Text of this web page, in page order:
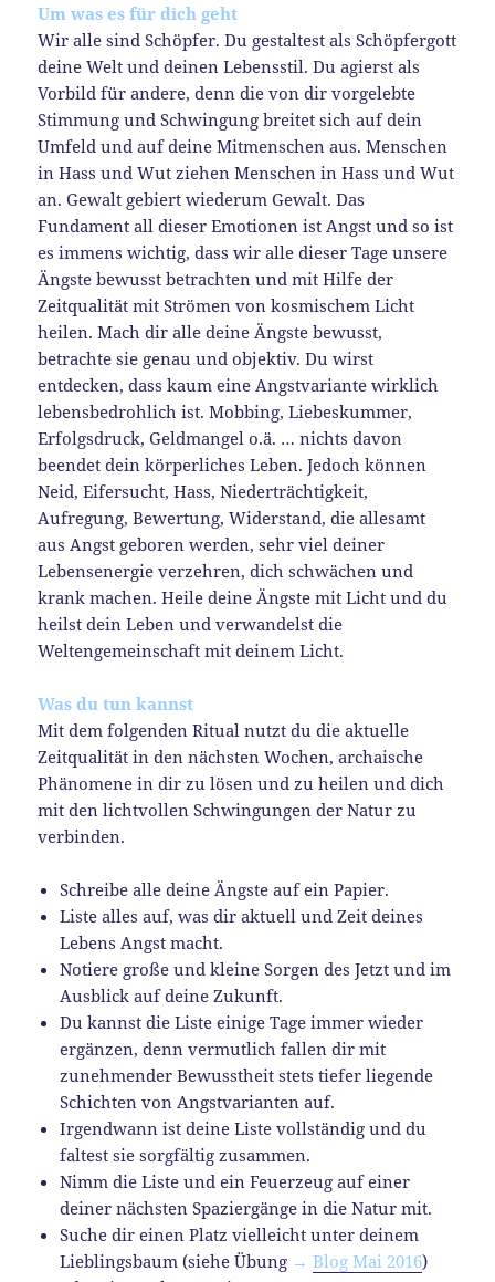
Um was es für dich geht
Wir alle sind Schöpfer. Du gestaltest als Schöpfergott
deine Welt und deinen Lebensstil. Du agierst als
Vorbild für andere, denn die von dir vorgelebte
Stimmung und Schwingung breitet sich auf dein
Umfeld und auf deine Mitmenschen aus. Menschen
in Hass und Wut ziehen Menschen in Hass und Wut
an. Gewalt gebiert wiederum Gewalt. Das
Fundament all dieser Emotionen ist Angst und so ist
es immens wichtig, dass wir alle dieser Tage unsere
Ängste bewusst betrachten und mit Hilfe der
Zeitqualität mit Strömen von kosmischem Licht
heilen. Mach dir alle deine Ängste bewusst,
betrachte sie genau und objektiv. Du wirst
entdecken, dass kaum eine Angstvariante wirklich
lebensbedrohlich ist. Mobbing, Liebeskummer,
Erfolgsdruck, Geldmangel o.ä. … nichts davon
beendet dein körperliches Leben. Jedoch können
Neid, Eifersucht, Hass, Niederträchtigkeit,
Aufregung, Bewertung, Widerstand, die allesamt
aus Angst geboren werden, sehr viel deiner
Lebensenergie verzehren, dich schwächen und
krank machen. Heile deine Ängste mit Licht und du
heilst dein Leben und verwandelst die
Weltengemeinschaft mit deinem Licht.
Was du tun kannst
Mit dem folgenden Ritual nutzt du die aktuelle
Zeitqualität in den nächsten Wochen, archaische
Phänomene in dir zu lösen und zu heilen und dich
mit den lichtvollen Schwingungen der Natur zu
verbinden.
Schreibe alle deine Ängste auf ein Papier.
Liste alles auf, was dir aktuell und Zeit deines
Lebens Angst macht.
Notiere große und kleine Sorgen des Jetzt und im
Ausblick auf deine Zukunft.
Du kannst die Liste einige Tage immer wieder
ergänzen, denn vermutlich fallen dir mit
zunehmender Bewusstheit stets tiefer liegende
Schichten von Angstvarianten auf.
Irgendwann ist deine Liste vollständig und du
faltest sie sorgfältig zusammen.
Nimm die Liste und ein Feuerzeug auf einer
deiner nächsten Spaziergänge in die Natur mit.
Suche dir einen Platz vielleicht unter deinem
Lieblingsbaum (siehe Übung →Blog Mai 2016)